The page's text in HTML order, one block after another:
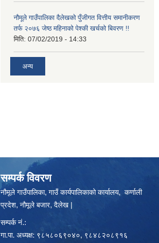
नौमूले गाउँपालिका दैलेखको पुँजीगत वित्तीय समानीकरण
तर्फ २०७६ जेष्ठ महिनाको पेश्की खर्चको बिवरण !!
मिति: 07/02/2019 - 14:33
अन्य
सम्पर्क विवरण
नौमूले गाउँपालिका, गाउँ कार्यपालिकाको कार्यालय, कर्णाली
प्रदेश, नौमूले बजार, दैलेख |
सम्पर्क नं.:
गा.पा. अध्यक्ष: ९८५८०६९०४०, ९८४८२०८९१६